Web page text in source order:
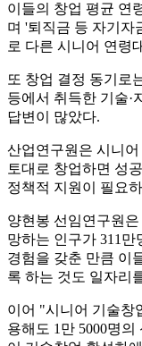
이들의 창업 평균 연
며 '퇴직금 등 자기자
로 다른 시니어 연령
또 창업 결정 동기로
등에서 취득한 기술·
답변이 많았다.
산업연구원은 시니
토대로 창업하면 성
정책적 지원이 필요
양현봉 선임연구원
망하는 인구가 311만
경험을 갖춘 만큼 이
록 하는 것도 일자리
이어 "시니어 기술창
용해도 1만 5000명